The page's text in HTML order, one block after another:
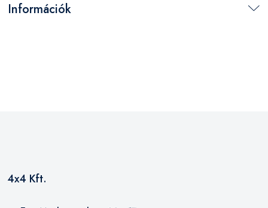
Információk
4x4 Kft.